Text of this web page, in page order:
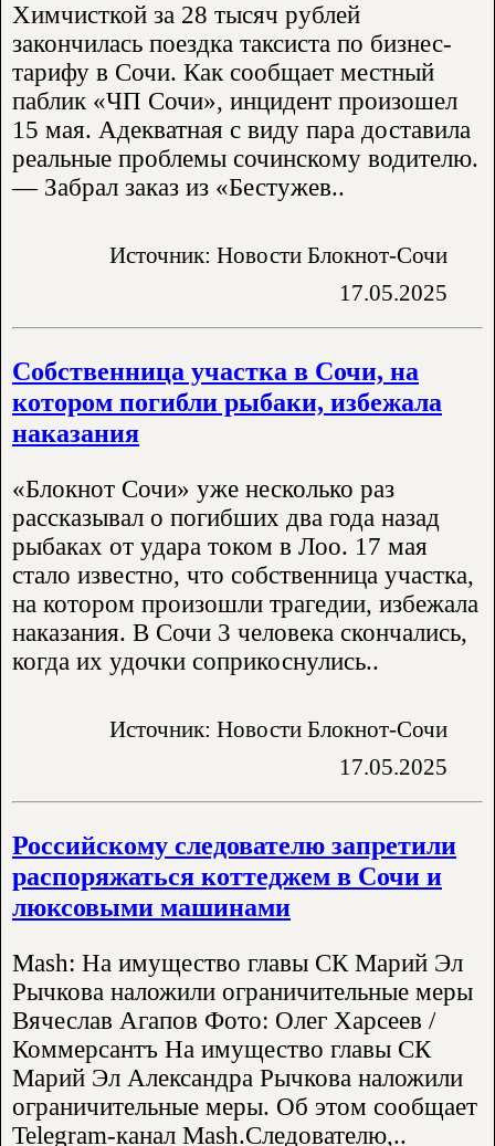
Химчисткой за 28 тысяч рублей
закончилась поездка таксиста по бизнес-
тарифу в Сочи. Как сообщает местный
паблик «ЧП Сочи», инцидент произошел
15 мая. Адекватная с виду пара доставила
реальные проблемы сочинскому водителю.
— Забрал заказ из «Бестужев..
Источник: Новости Блокнот-Сочи
17.05.2025
Собственница участка в Сочи, на
котором погибли рыбаки, избежала
наказания
«Блокнот Сочи» уже несколько раз
рассказывал о погибших два года назад
рыбаках от удара током в Лоо. 17 мая
стало известно, что собственница участка,
на котором произошли трагедии, избежала
наказания. В Сочи 3 человека скончались,
когда их удочки соприкоснулись..
Источник: Новости Блокнот-Сочи
17.05.2025
Российскому следователю запретили
распоряжаться коттеджем в Сочи и
люксовыми машинами
Mash: На имущество главы СК Марий Эл
Рычкова наложили ограничительные меры
Вячеслав Агапов Фото: Олег Харсеев /
Коммерсантъ На имущество главы СК
Марий Эл Александра Рычкова наложили
ограничительные меры. Об этом сообщает
Telegram-канал Mash.Следователю,..